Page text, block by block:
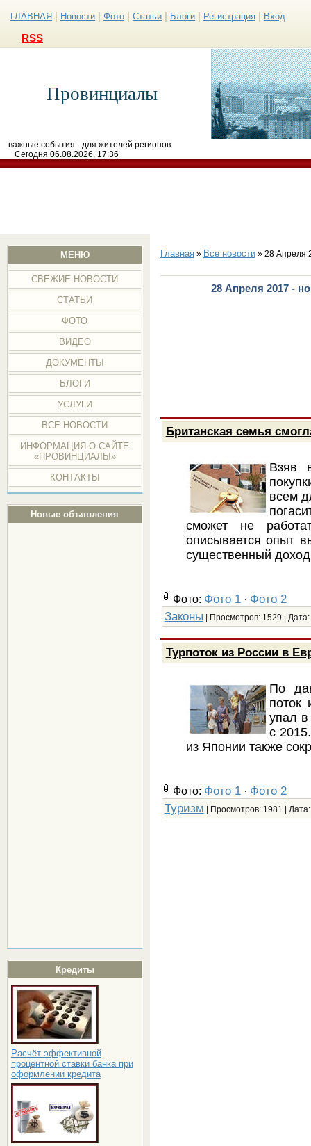
ГЛАВНАЯ Новости Фото Статьи Блоги Регистрация Вход
RSS
Провинциалы
важные события - для жителей регионов
Сегодня 06.08.2026, 17:36
МЕНЮ
СВЕЖИЕ НОВОСТИ
СТАТЬИ
ФОТО
ВИДЕО
ДОКУМЕНТЫ
БЛОГИ
УСЛУГИ
ВСЕ НОВОСТИ
ИНФОРМАЦИЯ О САЙТЕ
«ПРОВИНЦИАЛЫ»
КОНТАКТЫ
Новые объявления
Кредиты
Расчёт эффективной
процентной ставки банка при
оформлении кредита
Главная» Все новости» 28 Апреля
28 Апреля 2017 -
Британская семья
Взяв
всем
сможет не
описывается опыт
существенный
Фото: Фото 1· Фото 2
Законы | Просмотров: 1529 | Дата:
Турпоток из России в
По
поток
упал
с
из Японии также
Фото: Фото 1· Фото 2
Туризм | Просмотров: 1981 |